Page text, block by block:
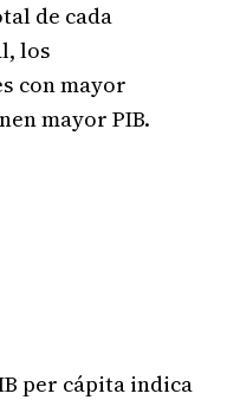
de cada
los
con mayor
mayor PIB.
per cápita indica